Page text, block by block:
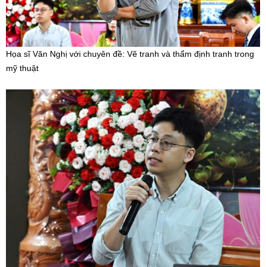
Họa sĩ Văn Nghị với chuyên đề: Vẽ tranh và thẩm định tranh trong
mỹ thuật